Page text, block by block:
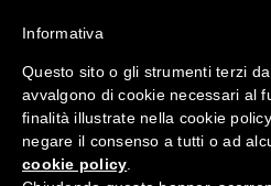
Tutte le categorie
Informativa
Questo sito o gli strumenti terzi
avvalgono di cookie necessari al
finalità illustrate nella cookie
negare il consenso a tutti o ad
cookie policy